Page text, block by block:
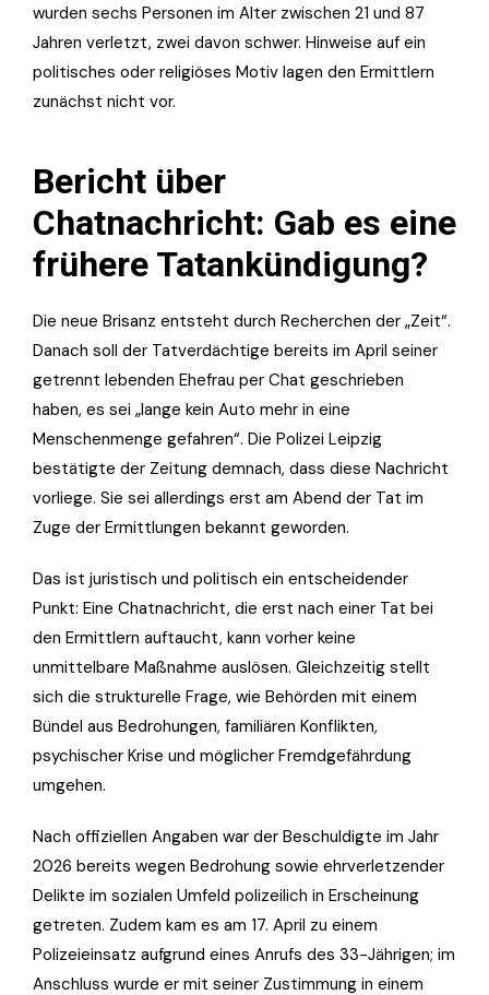
wurden sechs Personen im Alter zwischen 21 und 87
Jahren verletzt, zwei davon schwer. Hinweise auf ein
politisches oder religiöses Motiv lagen den Ermittlern
zunächst nicht vor.
Bericht über
Chatnachricht: Gab es eine
frühere Tatankündigung?
Die neue Brisanz entsteht durch Recherchen der „Zeit“.
Danach soll der Tatverdächtige bereits im April seiner
getrennt lebenden Ehefrau per Chat geschrieben
haben, es sei „lange kein Auto mehr in eine
Menschenmenge gefahren“. Die Polizei Leipzig
bestätigte der Zeitung demnach, dass diese Nachricht
vorliege. Sie sei allerdings erst am Abend der Tat im
Zuge der Ermittlungen bekannt geworden.
Das ist juristisch und politisch ein entscheidender
Punkt: Eine Chatnachricht, die erst nach einer Tat bei
den Ermittlern auftaucht, kann vorher keine
unmittelbare Maßnahme auslösen. Gleichzeitig stellt
sich die strukturelle Frage, wie Behörden mit einem
Bündel aus Bedrohungen, familiären Konflikten,
psychischer Krise und möglicher Fremdgefährdung
umgehen.
Nach offiziellen Angaben war der Beschuldigte im Jahr
2026 bereits wegen Bedrohung sowie ehrverletzender
Delikte im sozialen Umfeld polizeilich in Erscheinung
getreten. Zudem kam es am 17. April zu einem
Polizeieinsatz aufgrund eines Anrufs des 33-Jährigen; im
Anschluss wurde er mit seiner Zustimmung in einem